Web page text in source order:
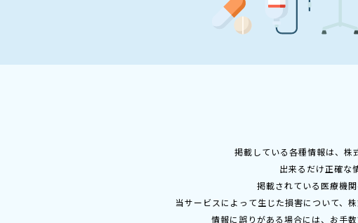
掲載している各種情報は、株
出来るだけ正確な
掲載されている医療機
当サービスによって生じた損害について、
情報に誤りがある場合には、お手